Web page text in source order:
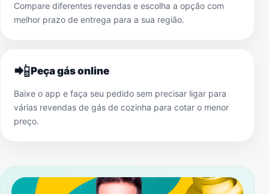
Compare diferentes revendas e escolha a opção com
melhor prazo de entrega para a sua região.
📲Peça gás online
Baixe o app e faça seu pedido sem precisar ligar para
várias revendas de gás de cozinha para cotar o menor
preço.